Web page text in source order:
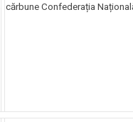
cărbune Confederația